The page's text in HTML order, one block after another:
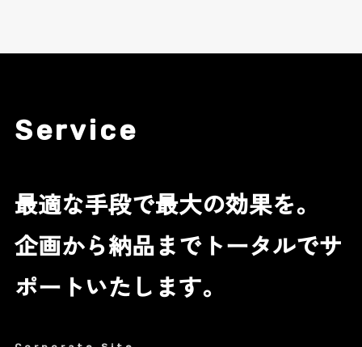
Service
最適な手段で最大の効果を。
企画から納品までトータルでサ
ポートいたします。